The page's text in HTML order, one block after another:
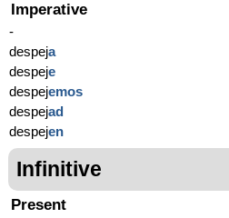
Imperative
-
despeja
despeje
despejemos
despejad
despejen
Infinitive
Present